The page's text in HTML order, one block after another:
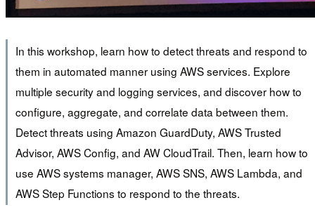
In this workshop, learn how to detect threats and respond to
them in automated manner using AWS services. Explore
multiple security and logging services, and discover how to
configure, aggregate, and correlate data between them.
Detect threats using Amazon GuardDuty, AWS Trusted
Advisor, AWS Config, and AW CloudTrail. Then, learn how to
use AWS systems manager, AWS SNS, AWS Lambda, and
AWS Step Functions to respond to the threats.